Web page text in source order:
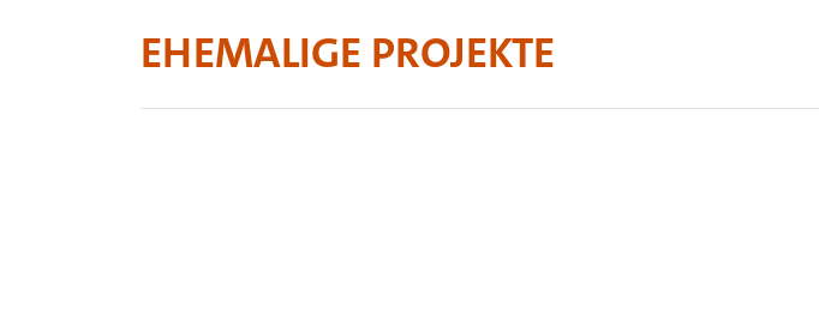
EHEMALIGE PROJEKTE